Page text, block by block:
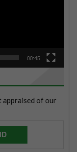
00:45